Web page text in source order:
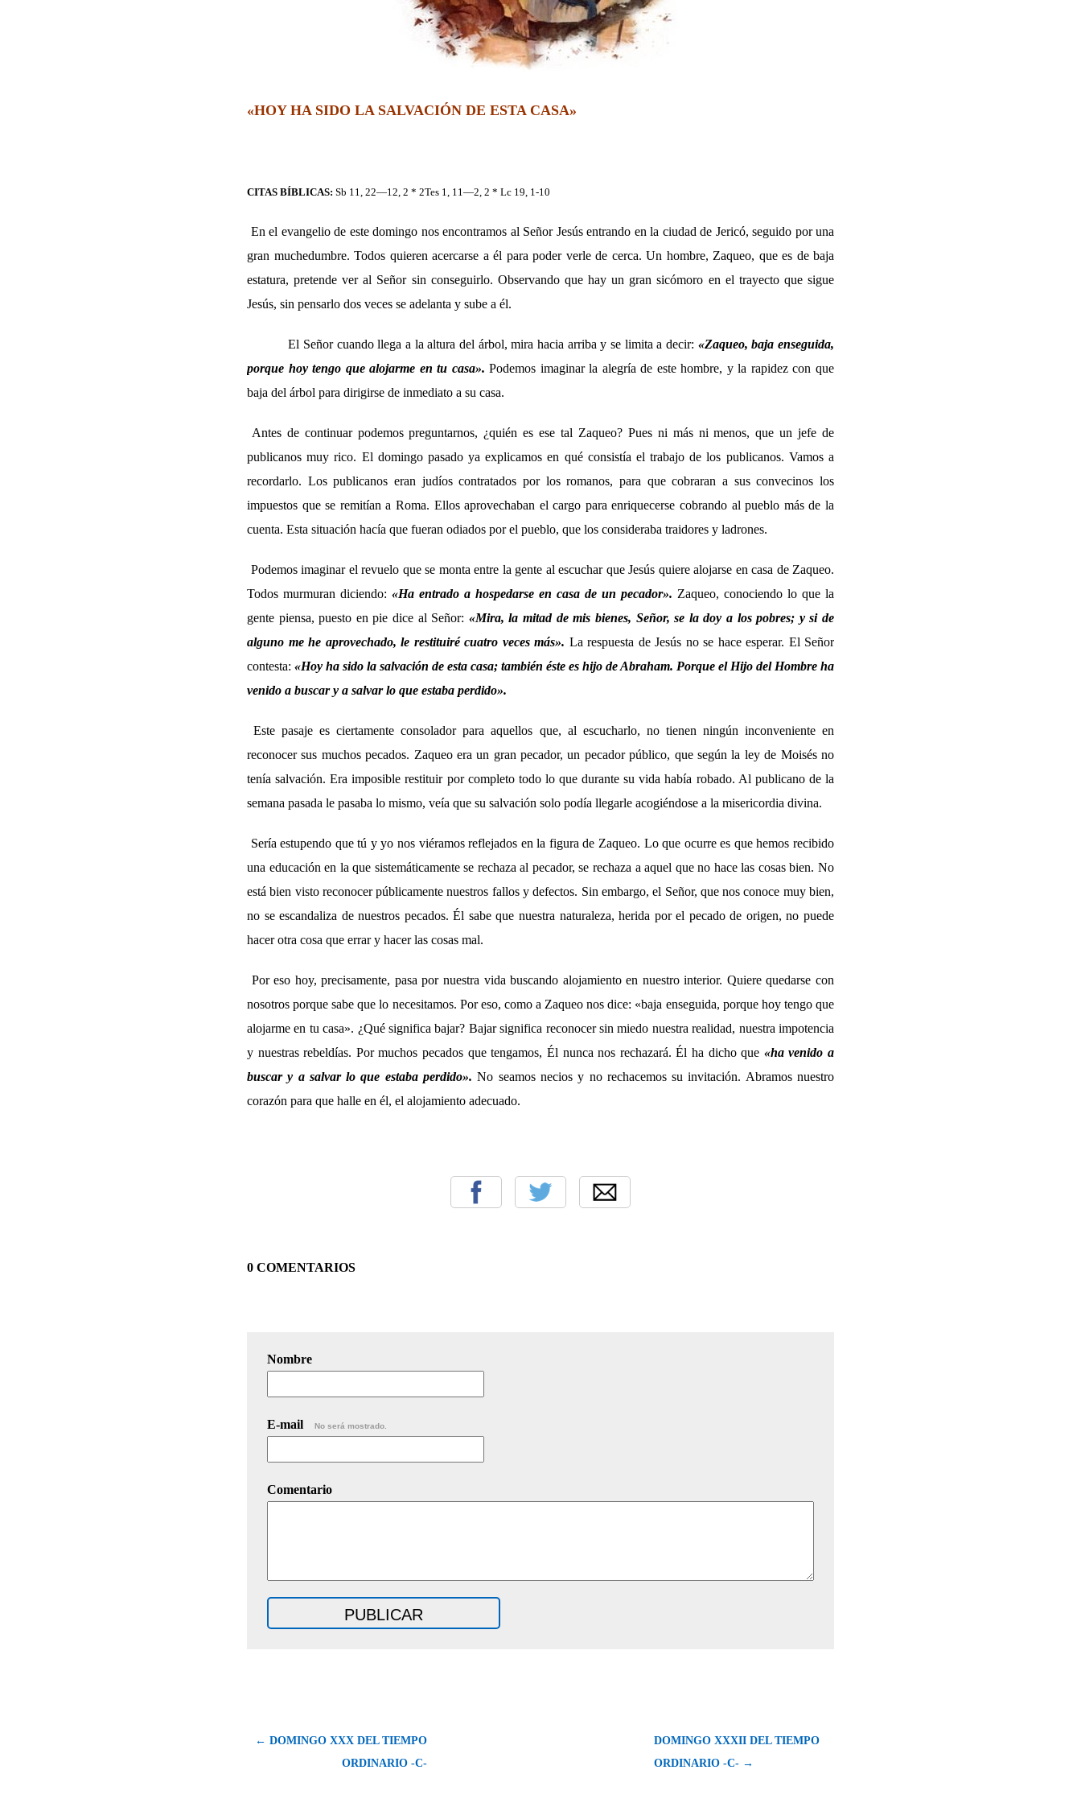
«HOY HA SIDO LA SALVACIÓN DE ESTA CASA»
CITAS BÍBLICAS: Sb 11, 22—12, 2 * 2Tes 1, 11—2, 2 * Lc 19, 1-10
En el evangelio de este domingo nos encontramos al Señor Jesús entrando en la ciudad de Jericó, seguido por una
gran muchedumbre. Todos quieren acercarse a él para poder verle de cerca. Un hombre, Zaqueo, que es de baja
estatura, pretende ver al Señor sin conseguirlo. Observando que hay un gran sicómoro en el trayecto que sigue
Jesús, sin pensarlo dos veces se adelanta y sube a él.
El Señor cuando llega a la altura del árbol, mira hacia arriba y se limita a decir: «Zaqueo, baja enseguida,
porque hoy tengo que alojarme en tu casa». Podemos imaginar la alegría de este hombre, y la rapidez con que
baja del árbol para dirigirse de inmediato a su casa.
Antes de continuar podemos preguntarnos, ¿quién es ese tal Zaqueo? Pues ni más ni menos, que un jefe de
publicanos muy rico. El domingo pasado ya explicamos en qué consistía el trabajo de los publicanos. Vamos a
recordarlo. Los publicanos eran judíos contratados por los romanos, para que cobraran a sus convecinos los
impuestos que se remitían a Roma. Ellos aprovechaban el cargo para enriquecerse cobrando al pueblo más de la
cuenta. Esta situación hacía que fueran odiados por el pueblo, que los consideraba traidores y ladrones.
Podemos imaginar el revuelo que se monta entre la gente al escuchar que Jesús quiere alojarse en casa de Zaqueo.
Todos murmuran diciendo: «Ha entrado a hospedarse en casa de un pecador». Zaqueo, conociendo lo que la
gente piensa, puesto en pie dice al Señor: «Mira, la mitad de mis bienes, Señor, se la doy a los pobres; y si de
alguno me he aprovechado, le restituiré cuatro veces más». La respuesta de Jesús no se hace esperar. El Señor
contesta: «Hoy ha sido la salvación de esta casa; también éste es hijo de Abraham. Porque el Hijo del Hombre ha
venido a buscar y a salvar lo que estaba perdido».
Este pasaje es ciertamente consolador para aquellos que, al escucharlo, no tienen ningún inconveniente en
reconocer sus muchos pecados. Zaqueo era un gran pecador, un pecador público, que según la ley de Moisés no
tenía salvación. Era imposible restituir por completo todo lo que durante su vida había robado. Al publicano de la
semana pasada le pasaba lo mismo, veía que su salvación solo podía llegarle acogiéndose a la misericordia divina.
Sería estupendo que tú y yo nos viéramos reflejados en la figura de Zaqueo. Lo que ocurre es que hemos recibido
una educación en la que sistemáticamente se rechaza al pecador, se rechaza a aquel que no hace las cosas bien. No
está bien visto reconocer públicamente nuestros fallos y defectos. Sin embargo, el Señor, que nos conoce muy bien,
no se escandaliza de nuestros pecados. Él sabe que nuestra naturaleza, herida por el pecado de origen, no puede
hacer otra cosa que errar y hacer las cosas mal.
Por eso hoy, precisamente, pasa por nuestra vida buscando alojamiento en nuestro interior. Quiere quedarse con
nosotros porque sabe que lo necesitamos. Por eso, como a Zaqueo nos dice: «baja enseguida, porque hoy tengo que
alojarme en tu casa». ¿Qué significa bajar? Bajar significa reconocer sin miedo nuestra realidad, nuestra impotencia
y nuestras rebeldías. Por muchos pecados que tengamos, Él nunca nos rechazará. Él ha dicho que «ha venido a
buscar y a salvar lo que estaba perdido». No seamos necios y no rechacemos su invitación. Abramos nuestro
corazón para que halle en él, el alojamiento adecuado.
0 COMENTARIOS
Nombre
E-mail No será mostrado.
Comentario
← DOMINGO XXX DEL TIEMPO
ORDINARIO -C-
DOMINGO XXXII DEL TIEMPO
ORDINARIO -C- →